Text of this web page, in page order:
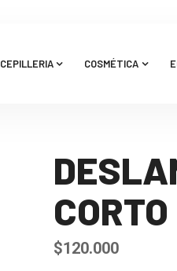
CEPILLERIA COSMÉTICA
CORTO
$120.000